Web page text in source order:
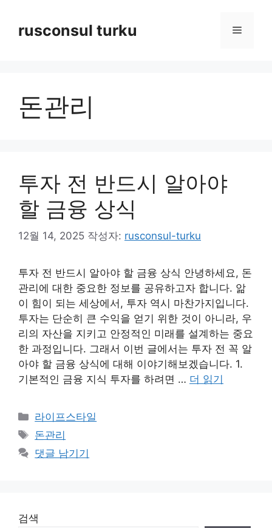
rusconsul turku 메
돈관리
투자 전 반드시 알아야
할 금융 상식
12월 14, 2025 작성자: rusconsul-turku
투자 전 반드시 알아야 할 금융 상식 안녕하세요, 돈
관리에 대한 중요한 정보를 공유하고자 합니다. 앎
이 힘이 되는 세상에서, 투자 역시 마찬가지입니다.
투자는 단순히 큰 수익을 얻기 위한 것이 아니라, 우
리의 자산을 지키고 안정적인 미래를 설계하는 중요
한 과정입니다. 그래서 이번 글에서는 투자 전 꼭 알
아야 할 금융 상식에 대해 이야기해보겠습니다. 1.
기본적인 금융 지식 투자를 하려면 … 더 읽기
카
테
리
라이프스타일
태
그
돈관리
댓글 남기기
검색